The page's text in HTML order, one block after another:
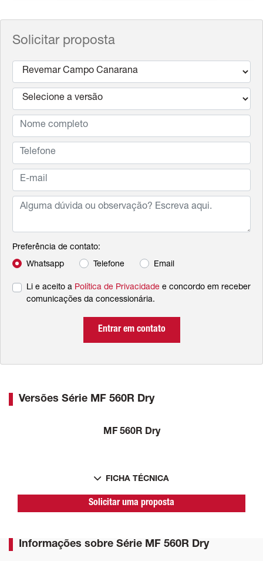
Solicitar proposta
Preferência de contato:
Whatsapp Telefone Email
Li e aceito a Política de Privacidade e concordo em receber
comunicações da concessionária.
Entrar em contato
Versões Série MF 560R Dry
MF 560R Dry
FICHA TÉCNICA
Solicitar uma proposta
Informações sobre Série MF 560R Dry